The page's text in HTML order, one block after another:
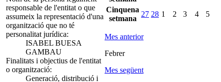
responsable de l'entitat o que
assumeix la representació d'una
organització que no té
personalitat jurídica:
ISABEL BUESA
GAMBAU
Finalitats i objectius de l'entitat
o organització:
Generació, distribució i
Cinquena
setmana
27 28 1 2 3 4 5
Mes anterior
Febrer
Mes següent